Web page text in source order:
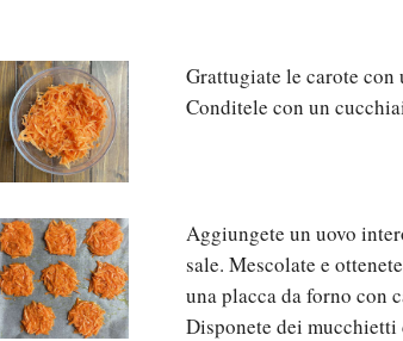
Grattugiate le carote
Conditele con un
Aggiungete un uovo
sale. Mescolate e
una placca da forno con
Disponete dei